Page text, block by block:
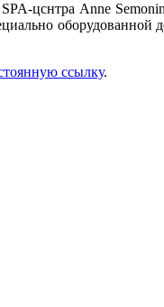
цснтра Anne
ссылку.